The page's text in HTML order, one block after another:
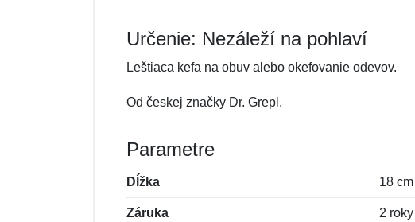
Určenie: Nezáleží na pohlaví
Leštiaca kefa na obuv alebo okefovanie odevov.
Od českej značky Dr. Grepl.
Parametre
Dĺžka 18 cm
Záruka 2 roky